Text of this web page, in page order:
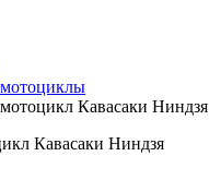
Кавасаки Ниндзя
Кавасаки Ниндзя